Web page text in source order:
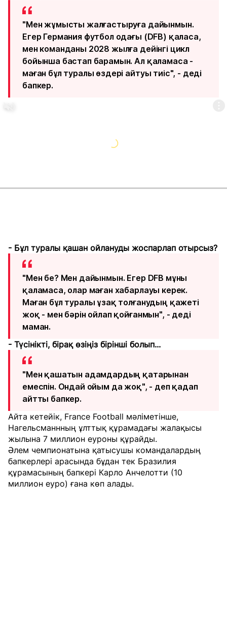
"Мен жұмысты жалғастыруға дайынмын.
Егер Германия футбол одағы (DFB) қаласа,
мен команданы 2028 жылға дейінгі цикл
бойынша бастап барамын. Ал қаламаса -
маған бұл туралы өздері айтуы тиіс", - деді
бапкер.
- Бұл туралы қашан ойлануды жоспарлап отырсыз?
"Мен бе? Мен дайынмын. Егер DFB мұны
қаламаса, олар маған хабарлауы керек.
Маған бұл туралы ұзақ толғанудың қажеті
жоқ - мен бәрін ойлап қойғанмын", - деді
маман.
- Түсінікті, бірақ өзіңіз бірінші болып...
"Мен қашатын адамдардың қатарынан
емеспін. Ондай ойым да жоқ", - деп қадап
айтты бапкер.
Айта кетейік, France Football мәліметінше,
Нагельсманнның ұлттық құрамадағы жалақысы
жылына 7 миллион еуроны құрайды.
Әлем чемпионатына қатысушы командалардың
бапкерлері арасында бұдан тек Бразилия
құрамасының бапкері Карло Анчелотти (10
миллион еуро) ғана көп алады.